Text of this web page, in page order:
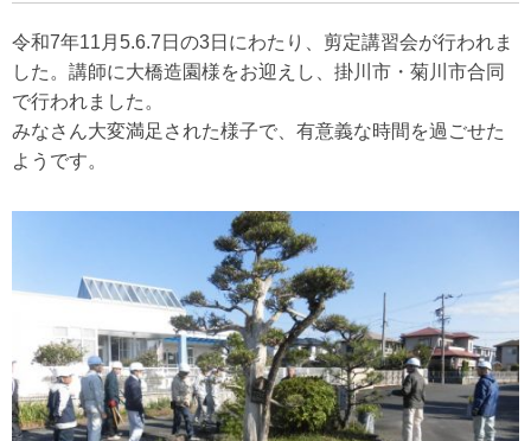
令和7年11月5.6.7日の3日にわたり、剪定講習会が行われま
した。講師に大橋造園様をお迎えし、掛川市・菊川市合同
で行われました。
みなさん大変満足された様子で、有意義な時間を過ごせた
ようです。